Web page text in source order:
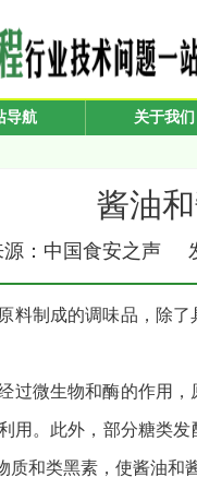
导航 关于我们
酱油
源：中国食安之声
料制成的调味品，除
过微生物和酶的作用
用。此外，部分糖类
和类黑素，使酱油和